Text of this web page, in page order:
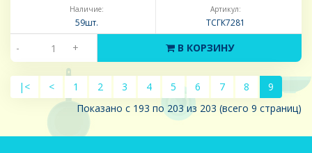
Наличие:
59шт.
Артикул:
ТСГК7281
- + В КОРЗИНУ
|< < 1 2 3 4 5 6 7 8
9
Показано с 193 по 203 из 203 (всего 9 страниц)